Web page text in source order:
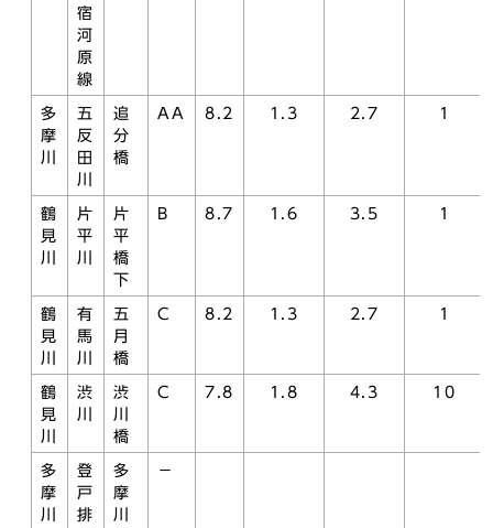
宿
河
原
線
多
摩
川
五
反
田
川
追
分
橋
AA 8.2 1.3 2.7 1
鶴
見
川
片
平
川
片
平
橋
下
B 8.7 1.6 3.5 1
鶴
見
川
有
馬
川
五
月
橋
C 8.2 1.3 2.7 1
鶴
見
川
渋
川
渋
川
橋
C 7.8 1.8 4.3 10
多
摩
川
登
戸
排
多
摩
川
－